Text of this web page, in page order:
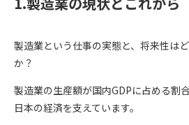
製造業という仕事の実態と、将来性は
か？
製造業の生産額が国内GDPに占める割
日本の経済を支えています。